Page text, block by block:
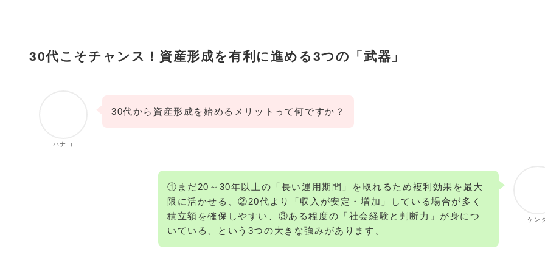
30代こそチャンス！資産形成を有利に進める3つの「武器」
ハナコ
30代から資産形成を始めるメリットって何ですか？
ケン
①まだ20～30年以上の「長い運用期間」を取れるため複利効果を最大
限に活かせる、②20代より「収入が安定・増加」している場合が多く
積立額を確保しやすい、③ある程度の「社会経験と判断力」が身につ
いている、という3つの大きな強みがあります。